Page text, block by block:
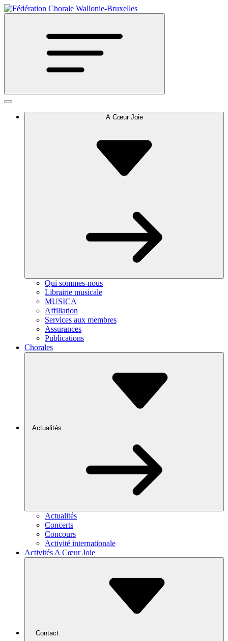
A Cœur Joie
Qui sommes-nous
Librairie musicale
MUSICA
Affiliation
Services aux membres
Assurances
Publications
Chorales
Actualités
Actualités
Concerts
Concours
Activité internationale
Activités A Cœur Joie
Contact